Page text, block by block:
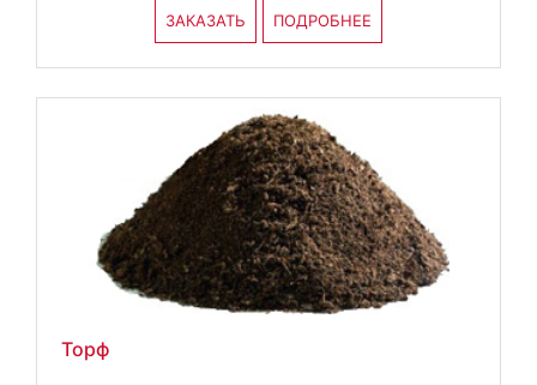
ЗАКАЗАТЬ ПОДРОБНЕЕ
Торф